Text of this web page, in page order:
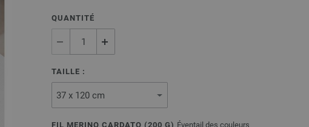
QUANTITÉ
TAILLE :
FIL MERINO CARDATO (200 G) Éventail des couleurs